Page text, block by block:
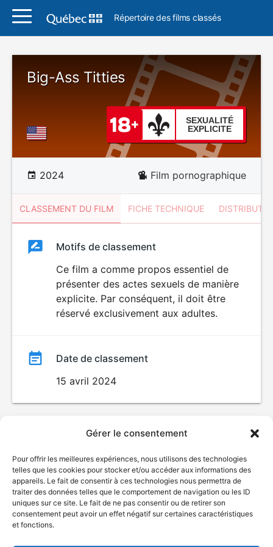
Gérer le consentement
Pour offrir les meilleures expériences, nous utilisons des technologies
telles que les cookies pour stocker et/ou accéder aux informations des
appareils. Le fait de consentir à ces technologies nous permettra de
traiter des données telles que le comportement de navigation ou les ID
uniques sur ce site. Le fait de ne pas consentir ou de retirer son
consentement peut avoir un effet négatif sur certaines caractéristiques
et fonctions.
Répertoire des films classés
Big-Ass Titties
SEXUALITÉ
EXPLICITE
2024 Film pornographique
CLASSEMENT DU FILM FICHE TECHNIQUE
ClassementClassement
SEXUALITÉ
EXPLICITE
Motifs de classement
Ce film a comme propos essentiel de
présenter des actes sexuels de manière
explicite. Par conséquent, il doit être
réservé exclusivement aux adultes.
Date de classement
15 avril 2024